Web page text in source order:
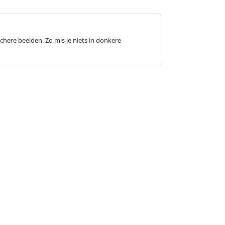
beelden. Zo mis je niets in donkere